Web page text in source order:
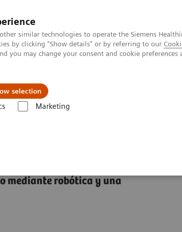
similar technologies to operate the Siemens
by clicking "Show details" or by referring to our
you may change your consent and cookie
selection
Marketing
post venta
mediante robótica y una